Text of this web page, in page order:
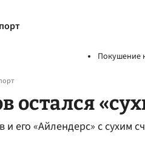
Покушение
остался
его «Айлендерс» с сухим